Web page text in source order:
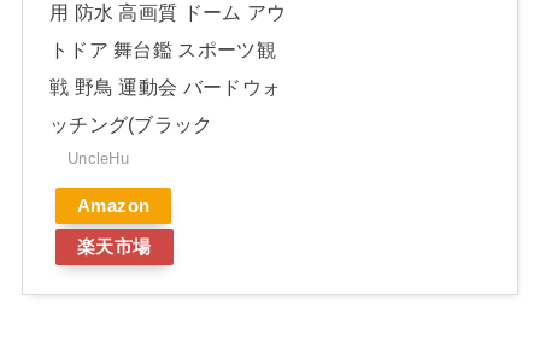
用 防水 高画質 ドーム アウ
トドア 舞台鑑 スポーツ観
戦 野鳥 運動会 バードウォ
ッチング(ブラック
UncleHu
Amazon
楽天市場